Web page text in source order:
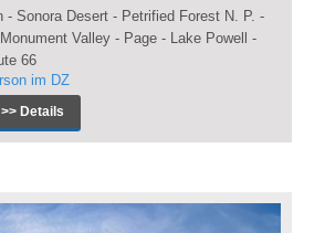
- Sonora Desert - Petrified Forest N. P. -
Valley - Page - Lake Powell -
66
im DZ
>> Details